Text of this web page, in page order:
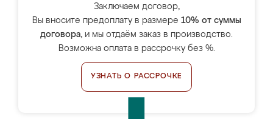
Заключаем договор,
Вы вносите предоплату в размере 10% от суммы
договора, и мы отдаём заказ в производство.
Возможна оплата в рассрочку без %.
УЗНАТЬ О РАССРОЧКЕ